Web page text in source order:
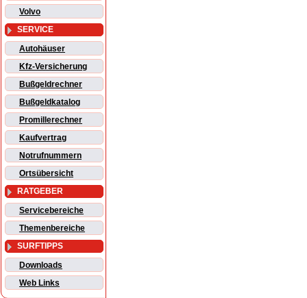
Volvo
SERVICE
Autohäuser
Kfz-Versicherung
Bußgeldrechner
Bußgeldkatalog
Promillerechner
Kaufvertrag
Notrufnummern
Ortsübersicht
RATGEBER
Servicebereiche
Themenbereiche
SURFTIPPS
Downloads
Web Links